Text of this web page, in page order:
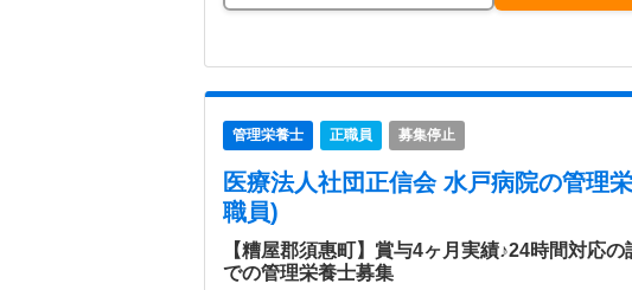
管理栄養士 正職員 募集停止
医療法人社団正信会 水戸病院の管理
職員)
【糟屋郡須惠町】賞与4ヶ月実績♪24時間対応
での管理栄養士募集